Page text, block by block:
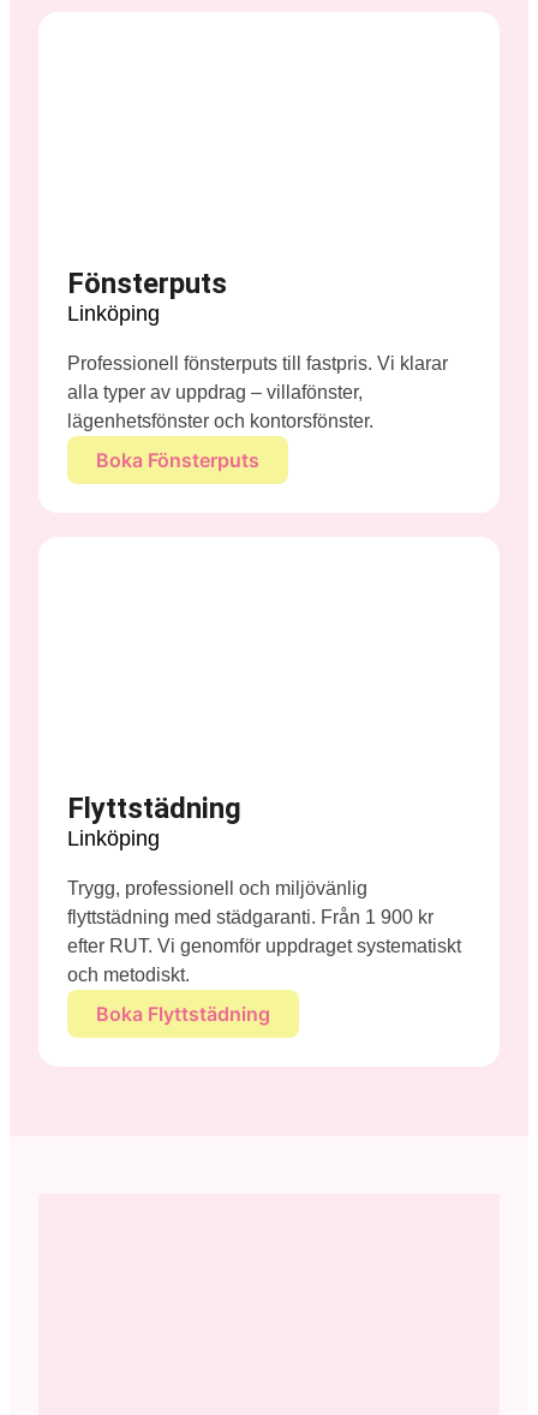
Fönsterputs
Linköping
Professionell fönsterputs till fastpris. Vi klarar
alla typer av uppdrag – villafönster,
lägenhetsfönster och kontorsfönster.
Boka Fönsterputs
Flyttstädning
Linköping
Trygg, professionell och miljövänlig
flyttstädning med städgaranti. Från 1 900 kr
efter RUT. Vi genomför uppdraget systematiskt
och metodiskt.
Boka Flyttstädning